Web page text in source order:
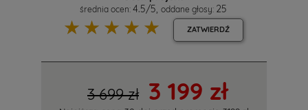
średnia ocen: 4.5/5 oddane głosy: 25
☆
☆
☆
☆
☆ ZATWIERDŹ
3 699 zł 3 199 zł